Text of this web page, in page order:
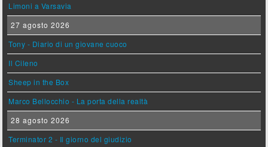
Limoni a Varsavia
27 agosto 2026
Tony - Diario di un giovane cuoco
Il Cileno
Sheep in the Box
Marco Bellocchio - La porta della realtà
28 agosto 2026
Terminator 2 - Il giorno del giudizio